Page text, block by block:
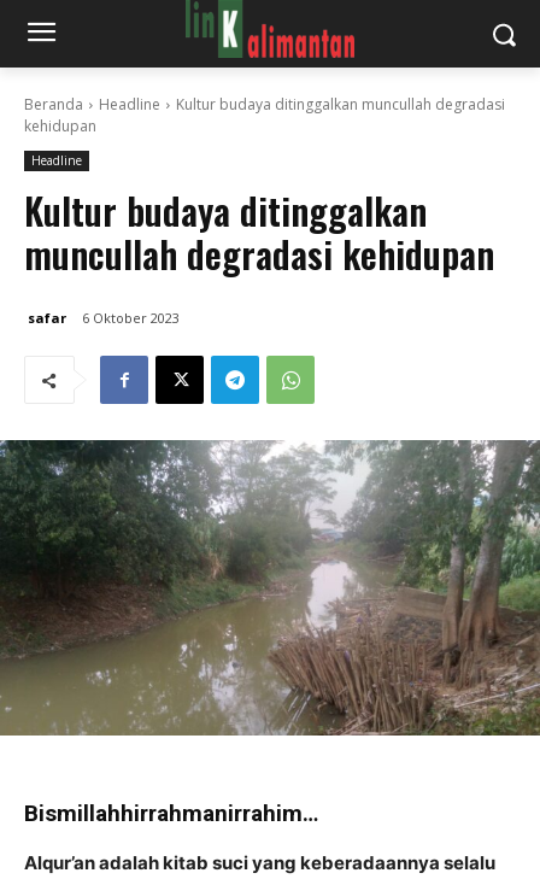
Beranda Headline
Kultur budaya ditinggalkan muncullah degradasi
kehidupan
Headline
Kultur budaya ditinggalkan
muncullah degradasi kehidupan
safar 6 Oktober 2023
Bismillahhirrahmanirrahim…
Alqur’an adalah kitab suci yang keberadaannya selalu